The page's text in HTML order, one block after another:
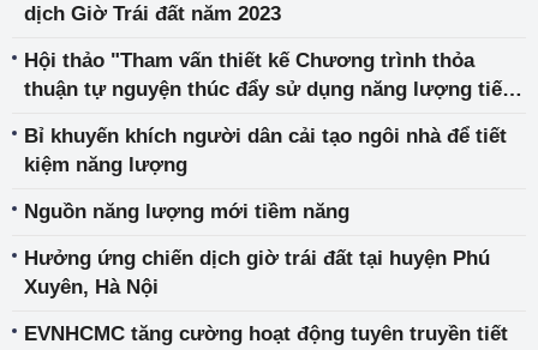
dịch Giờ Trái đất năm 2023
Hội thảo "Tham vấn thiết kế Chương trình thỏa
thuận tự nguyện thúc đẩy sử dụng năng lượng tiết
Bỉ khuyến khích người dân cải tạo ngôi nhà để tiết
kiệm năng lượng
Nguồn năng lượng mới tiềm năng
Hưởng ứng chiến dịch giờ trái đất tại huyện Phú
Xuyên, Hà Nội
EVNHCMC tăng cường hoạt động tuyên truyền tiết